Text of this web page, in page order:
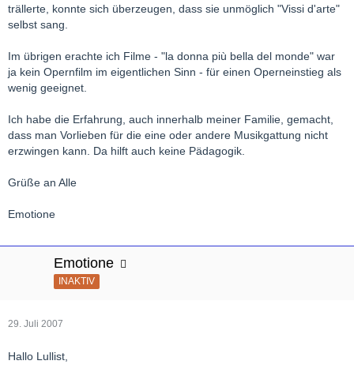
trällerte, konnte sich überzeugen, dass sie unmöglich "Vissi d'arte"
selbst sang.
Im übrigen erachte ich Filme - "la donna più bella del monde" war
ja kein Opernfilm im eigentlichen Sinn - für einen Operneinstieg als
wenig geeignet.
Ich habe die Erfahrung, auch innerhalb meiner Familie, gemacht,
dass man Vorlieben für die eine oder andere Musikgattung nicht
erzwingen kann. Da hilft auch keine Pädagogik.
Grüße an Alle
Emotione
Emotione
INAKTIV
29. Juli 2007
Hallo Lullist,